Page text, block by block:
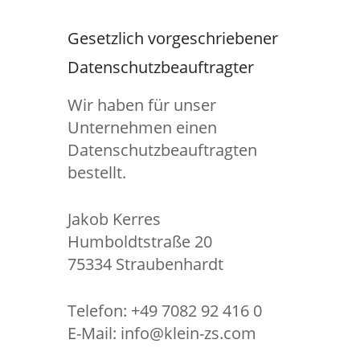
Gesetzlich vorgeschriebener
Datenschutzbeauftragter
Wir haben für unser
Unternehmen einen
Datenschutzbeauftragten
bestellt.
Jakob Kerres
Humboldtstraße 20
75334 Straubenhardt
Telefon: +49 7082 92 416 0
E-Mail: info@klein-zs.com